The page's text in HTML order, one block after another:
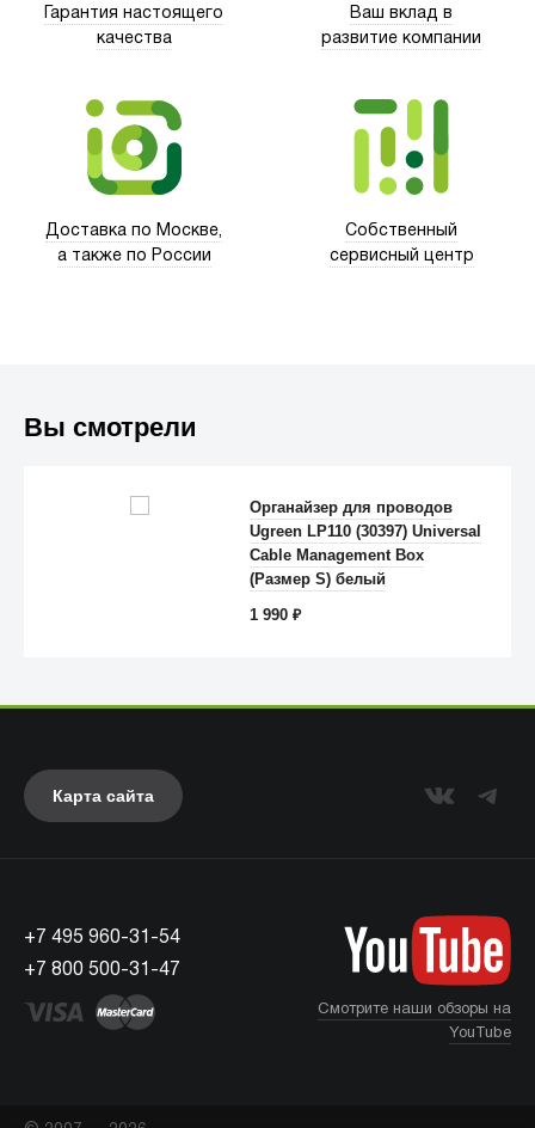
Гарантия настоящего
качества
Ваш вклад в
развитие компании
Доставка по Москве,
а также по России
Собственный
сервисный центр
Вы смотрели
Органайзер для проводов
Ugreen LP110 (30397) Universal
Cable Management Box
(Размер S) белый
1 990₽
Карта сайта
+7 495 960-31-54
+7 800 500-31-47
Смотрите наши обзоры на
YouTube